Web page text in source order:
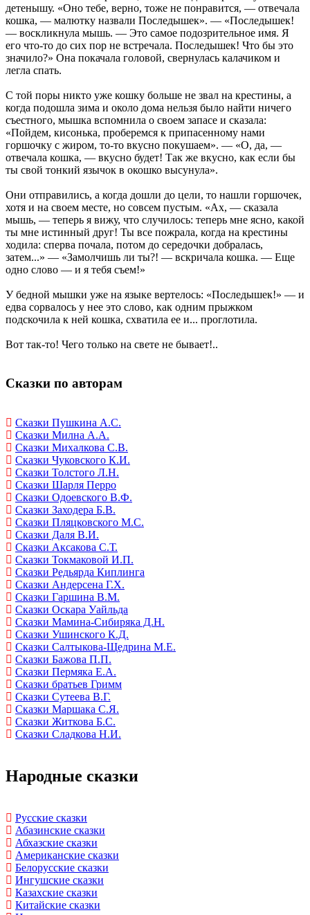
детенышу. «Оно тебе, верно, тоже не понравится, — отвечала
кошка, — малютку назвали Последышек». — «Последышек!
— воскликнула мышь. — Это самое подозрительное имя. Я
его что-то до сих пор не встречала. Последышек! Что бы это
значило?» Она покачала головой, свернулась калачиком и
легла спать.
С той поры никто уже кошку больше не звал на крестины, а
когда подошла зима и около дома нельзя было найти ничего
съестного, мышка вспомнила о своем запасе и сказала:
«Пойдем, кисонька, проберемся к припасенному нами
горшочку с жиром, то-то вкусно покушаем». — «О, да, —
отвечала кошка, — вкусно будет! Так же вкусно, как если бы
ты свой тонкий язычок в окошко высунула».
Они отправились, а когда дошли до цели, то нашли горшочек,
хотя и на своем месте, но совсем пустым. «Ах, — сказала
мышь, — теперь я вижу, что случилось: теперь мне ясно, какой
ты мне истинный друг! Ты все пожрала, когда на крестины
ходила: сперва почала, потом до середочки добралась,
затем...» — «Замолчишь ли ты?! — вскричала кошка. — Еще
одно слово — и я тебя съем!»
У бедной мышки уже на языке вертелось: «Последышек!» — и
едва сорвалось у нее это слово, как одним прыжком
подскочила к ней кошка, схватила ее и... проглотила.
Вот так-то! Чего только на свете не бывает!..
Сказки по авторам
Сказки Пушкина А.С.
Сказки Милна А.А.
Сказки Михалкова С.В.
Сказки Чуковского К.И.
Сказки Толстого Л.Н.
Сказки Шарля Перро
Сказки Одоевского В.Ф.
Сказки Заходера Б.В.
Сказки Пляцковского М.С.
Сказки Даля В.И.
Сказки Аксакова С.Т.
Сказки Токмаковой И.П.
Сказки Редьярда Киплинга
Сказки Андерсена Г.Х.
Сказки Гаршина В.М.
Сказки Оскара Уайльда
Сказки Мамина-Сибиряка Д.Н.
Сказки Ушинского К.Д.
Сказки Салтыкова-Щедрина М.Е.
Сказки Бажова П.П.
Сказки Пермяка Е.А.
Сказки братьев Гримм
Сказки Сутеева В.Г.
Сказки Маршака С.Я.
Сказки Житкова Б.С.
Сказки Сладкова Н.И.
Народные сказки
Русские сказки
Абазинские сказки
Абхазские сказки
Американские сказки
Белорусские сказки
Ингушские сказки
Казахские сказки
Китайские сказки